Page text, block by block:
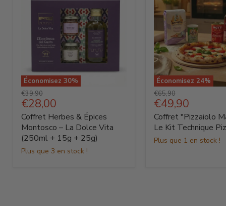
Économisez 30%
Coffret
Herbes
&
Épices
Montosco
–
La
Dolce
Prix
d'origine
€39,90
Prix
actuel
€28,00
Coffret Herbes & Épices
Montosco – La Dolce Vita
(250ml + 15g + 25g)
Plus que 3 en stock !
Économisez 24%
Coffret
"Pizzaiolo
Maestro"
:
Le
Kit
Technique
Prix
d'origine
€65,90
Prix
actuel
€49,90
Coffret "Pizzaiolo
Le Kit Technique
Plus que 1 en stock !